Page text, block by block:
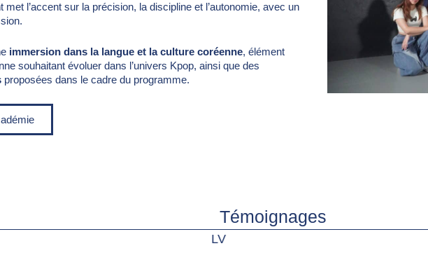
met l’accent sur la précision, la discipline et l’autonomie, avec un
immersion dans la langue et la culture coréenne, élément
souhaitant évoluer dans l’univers Kpop, ainsi que des
proposées dans le cadre du programme.
Témoignages